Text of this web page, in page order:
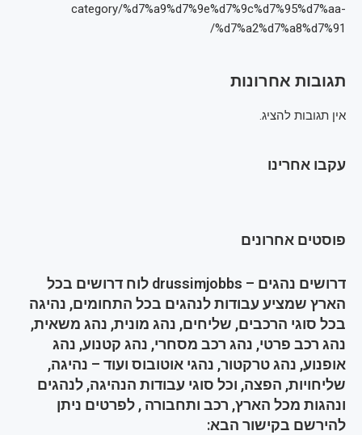
category/%d7%a9%d7%9e%d7%9c%d7%95%d7%aa-
%d7%a2%d7%a8%d7%91/
תגובות אחרונות
אין תגובות להציג.
עקבו אחרינו
פוסטים אחרונים
דרושים נהגים – drussimjobbs לוח דרושים בכל
הארץ שמציע עבודות לנהגים בכל התחומים, נהיגה
בכל סוגי הרכבים, שליחים, נהג מונית, נהג משאית,
נהג רכב פרטי, נהג רכב מסחרי, נהג קטנוע, נהג
אופנוע, נהג טרקטור, נהגי אוטובוס ועוד – נהיגה,
שליחויות, הפצה, וכל סוגי עבודות הנהיגה, לנהגים
ונהגות מכל הארץ, רכב ותחבורה , לפרטים ניתן
להירשם בקישור הבא: